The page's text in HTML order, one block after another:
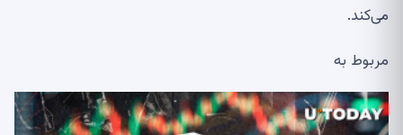
می‌کند.
مربوط به